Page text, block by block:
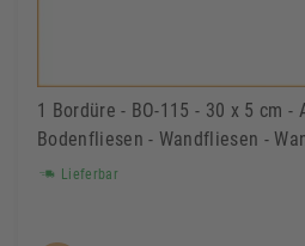
1 Bordüre - BO-115 - 30 x 5 cm -
Bodenfliesen - Wandfliesen -
Lieferbar